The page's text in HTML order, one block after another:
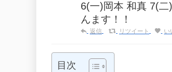
6(一)岡本 和真 7(
んます！！
返信 リツイート い
目次